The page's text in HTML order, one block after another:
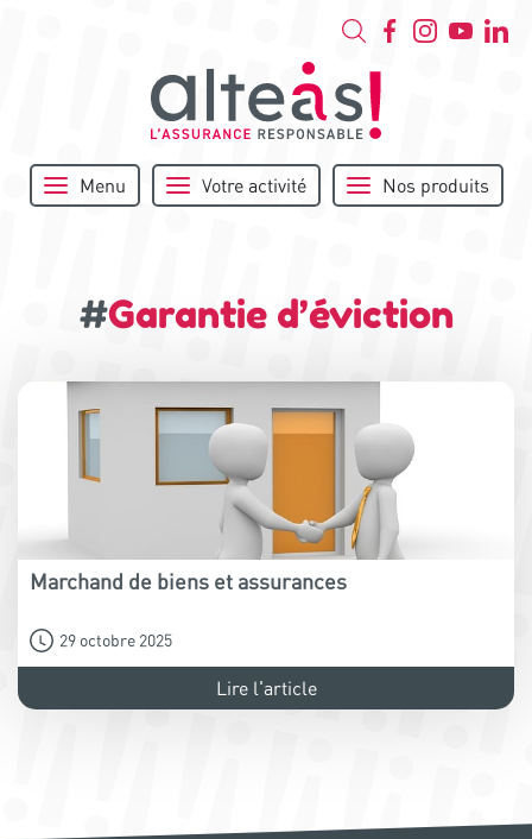
Menu Votre activité Nos produits
#Garantie d’éviction
Marchand de biens et assurances
29 octobre 2025
Lire l'article